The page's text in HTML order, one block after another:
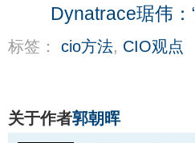
Dynatrace琚伟
标签： cio方法, CIO观点
关于作者郭朝晖